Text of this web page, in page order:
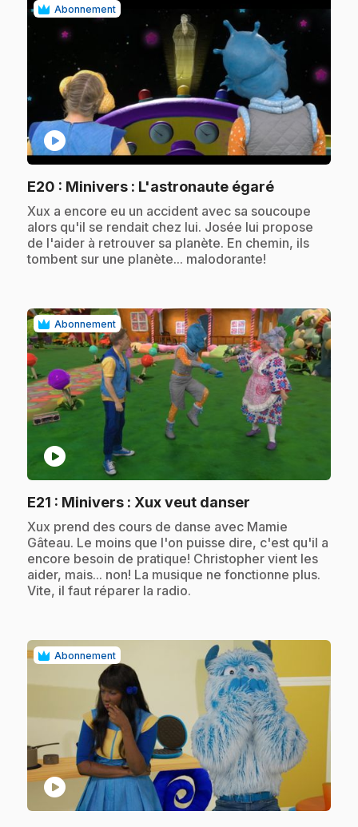
Abonnement
play_circle
E20 : Minivers : L'astronaute égaré.
.Xux a encore eu un accident avec sa soucoupe
alors qu'il se rendait chez lui. Josée lui propose
de l'aider à retrouver sa planète. En chemin, ils
tombent sur une planète... malodorante!
Abonnement
play_circle
E21 : Minivers : Xux veut danser
.Xux prend des cours de danse avec Mamie
Gâteau. Le moins que l'on puisse dire, c'est qu'il a
encore besoin de pratique! Christopher vient les
aider, mais... non! La musique ne fonctionne plus.
Vite, il faut réparer la radio.
Abonnement
play_circle